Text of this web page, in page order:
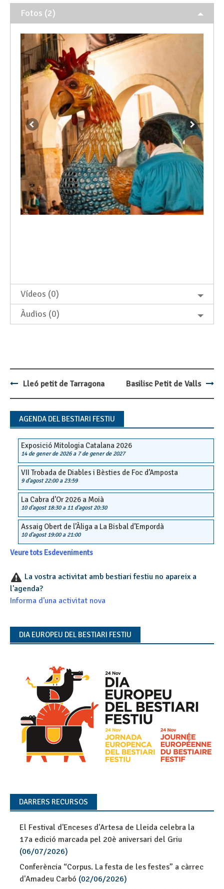
Fotos (2)
Vídeos (0)
Àudios (0)
Post
navigation
Lleó petit de Tarragona Basilisc Petit de Valls
AGENDA DEL BESTIARI FESTIU
Exposició Mitologia Catalana 2026
14 de gener de 2026a 7 de gener de 2027
VII Trobada de Diables i Bèsties de Foc d’Amposta
9 d'agost 22:00a 23:59
La Cabra d’Or 2026 a Moià
10 d'agost 18:30a 11 d'agost 20:30
Assaig Obert de l’Àliga a La Bisbal d’Empordà
10 d'agost 19:00a 21:00
Veure tots Esdeveniments
La vostra activitat amb bestiari festiu no apareix a
l'agenda?
Informa d'una activitat nova
DIA EUROPEU DEL BESTIARI FESTIU
DARRERS RECURSOS
El Festival d'Enceses d'Artesa de Lleida celebra la
17a edició marcada pel 20è aniversari del Griu
(06/07/2026)
Conferència “Corpus. La festa de les festes” a càrrec
d'Amadeu Carbó (02/06/2026)